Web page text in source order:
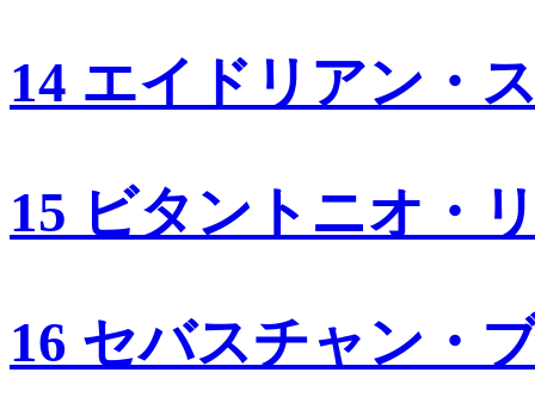
14 エイドリアン・
15 ビタントニオ・
16 セバスチャン・